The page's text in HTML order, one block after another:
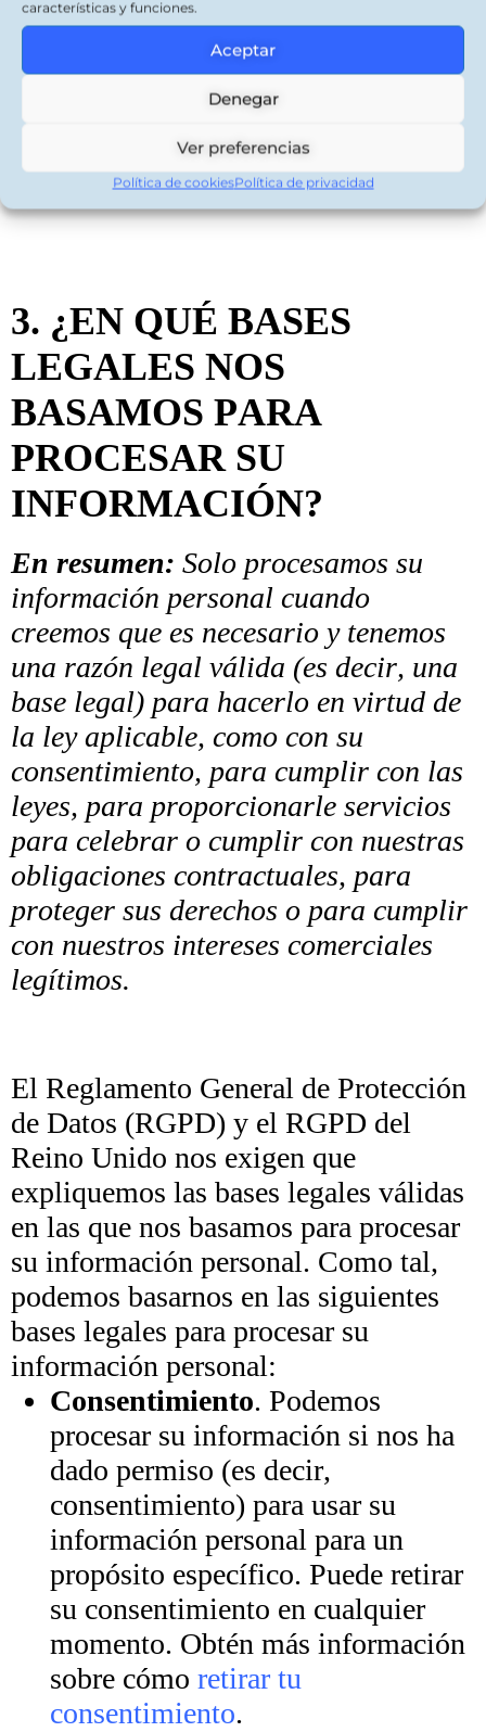
características y funciones.
Aceptar
Denegar
Ver preferencias
Política de cookiesPolítica de privacidad
vital de una persona.Podemos
procesar su información cuando
sea necesario para salvar o
una persona, asícomo para evitar
daños.
3. ¿EN QUÉ BASES
LEGALES NOS
BASAMOS PARA
PROCESAR SU
INFORMACIÓN?
En resumen: Solo procesamos su
información personal cuando
creemos que es necesario y tenemos
una razón legal válida (es decir, una
base legal) para hacerlo en virtud de
la ley aplicable, como con su
consentimiento, para cumplir con las
leyes, para proporcionarle servicios
para celebrar o cumplir con nuestras
obligaciones contractuales, para
proteger sus derechos o para cumplir
con nuestros intereses comerciales
legítimos.
El Reglamento General de Protección
de Datos (RGPD) y el RGPD del
Reino Unido nos exigen que
expliquemos las bases legales válidas
en las que nos basamos para procesar
su información personal. Como tal,
podemos basarnos en las siguientes
bases legales para procesar su
información personal:
Consentimiento. Podemos
procesar su información si nos ha
dado permiso (es decir,
consentimiento) para usar su
información personal para un
propósito específico. Puede retirar
su consentimiento en cualquier
momento. Obtén más información
sobre cómo retirar tu
consentimiento.